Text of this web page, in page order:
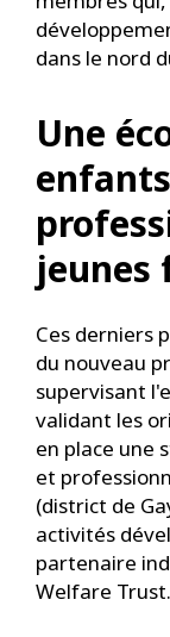
dans le nord
Une
jeunes
Ces derniers
du nouveau
supervisant
validant les
en place une
et
(district de
activités
partenaire
Welfare Trust.